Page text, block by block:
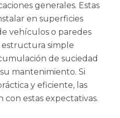
generales. Estas
en superficies
vehículos o paredes
estructura simple
de suciedad
mantenimiento. Si
y eficiente, las
con estas expectativas.